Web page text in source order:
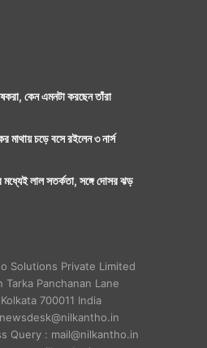
কেন এমনটা করছেন তাঁরা
মাথায় চড়ে বসে রইলেন ৩ নার্স
মধ্যেই লাল সতর্কতা, সঙ্গে দোসর ঝড়
Solutions Private Limited
Tarka Panchanan Lane
700011 India
Query : mail@nilkantho.in